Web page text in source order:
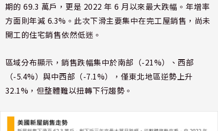
期的 69.3 萬戶，更是 2022 年 6 月以來最大跌幅。年增率
方面則年減 6.3%。此次下滑主要集中在完工屋銷售，尚未
開工的住宅銷售依然低迷。
區域分布顯示，銷售跌幅集中於南部（-21%）、西部
（-5.4%）與中西部（-7.1%），僅東北地區逆勢上升
32.1%，但整體難以扭轉下行趨勢。